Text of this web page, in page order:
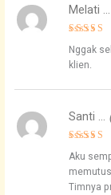
out of 5
Melati …
Nggak
klien.
out of 5
Santi …
Aku
Timnya